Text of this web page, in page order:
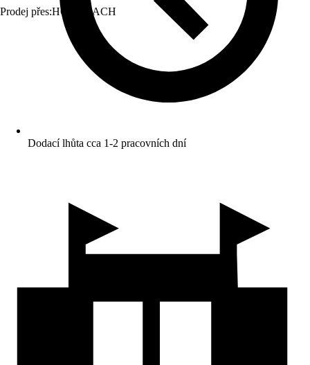
Prodej přes:HORNBACH
Dodací lhůta cca 1-2 pracovních dní